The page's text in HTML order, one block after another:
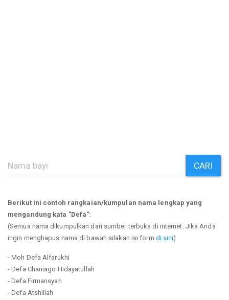
CARI
Berikut ini contoh rangkaian/kumpulan nama lengkap yang
mengandung kata "Defa":
(Semua nama dikumpulkan dari sumber terbuka di internet. Jika Anda
ingin menghapus nama di bawah silakan isi form di sini)
- Moh Defa Alfarukhi
- Defa Chaniago Hidayatullah
- Defa Firmansyah
- Defa Atshillah